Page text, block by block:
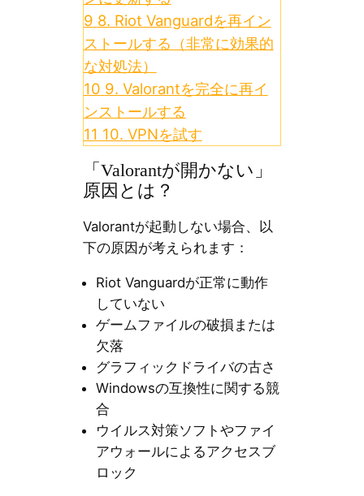
9 8. Riot Vanguardを再イン
ストールする（非常に効果的
な対処法）
10 9. Valorantを完全に再イ
ンストールする
11 10. VPNを試す
「Valorantが開かない」
原因とは？
Valorantが起動しない場合、以
下の原因が考えられます：
Riot Vanguardが正常に動作
していない
ゲームファイルの破損または
欠落
グラフィックドライバの古さ
Windowsの互換性に関する競
合
ウイルス対策ソフトやファイ
アウォールによるアクセスブ
ロック